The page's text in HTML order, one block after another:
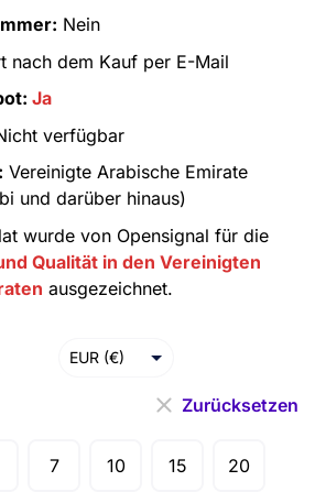
Nein
nach dem Kauf per E-Mail
Ja
verfügbar
Vereinigte Arabische Emirate
und darüber hinaus)
wurde von Opensignal für die
Qualität in den Vereinigten
ausgezeichnet.
EUR (€)
7 10 15 20
Zurücksetzen